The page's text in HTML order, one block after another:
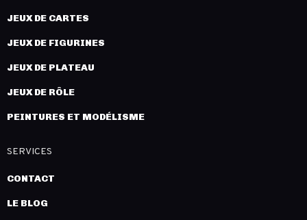
JEUX DE CARTES
JEUX DE FIGURINES
JEUX DE PLATEAU
JEUX DE RÔLE
PEINTURES ET MODÉLISME
SERVICES
CONTACT
LE BLOG